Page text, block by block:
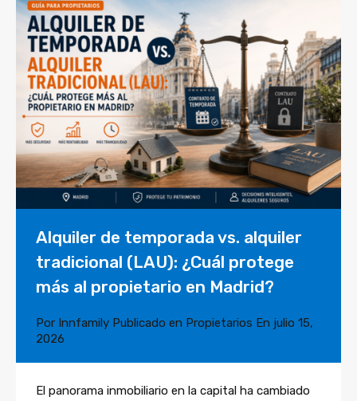
Alquiler de temporada vs. alquiler
tradicional (LAU): ¿Cuál protege
más al propietario en Madrid?
Por Innfamily Publicado en Propietarios En julio 15,
2026
El panorama inmobiliario en la capital ha cambiado